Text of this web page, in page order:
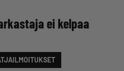
ei kelpaa